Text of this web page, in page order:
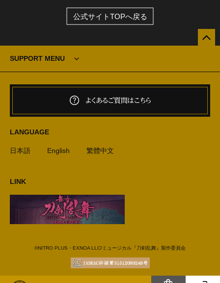
公式サイトTOPへ戻る
SUPPORT MENU
よくあるご質問はこちら
LANGUAGE
日本語 English 繁體中文
LINK
©NITRO PLUS・EXNOA LLC/ミュージカル『刀剣乱舞』製作委員会